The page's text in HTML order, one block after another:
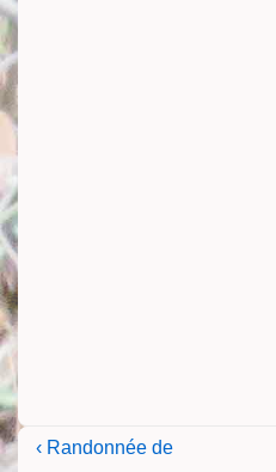
Navigation
Previous
‹ Randonnée de